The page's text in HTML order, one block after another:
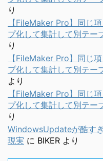
り
【FileMaker Pro】同じ
プ化して集計して別テー
り
【FileMaker Pro】同じ
プ化して集計して別テー
より
【FileMaker Pro】同じ
プ化して集計して別テー
り
WindowsUpdateが酷す
現実 に BIKER より